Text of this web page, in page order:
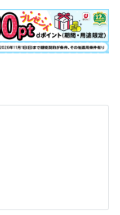
ている